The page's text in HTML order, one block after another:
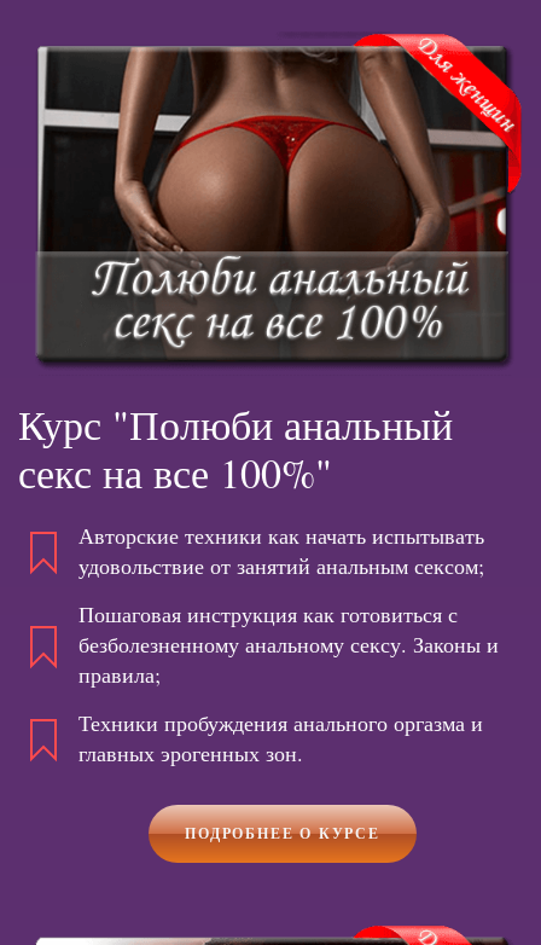
Курс "Полюби анальный
секс на все 100%"
Авторские техники как начать испытывать
удовольствие от занятий анальным сексом;
Пошаговая инструкция как готовиться с
безболезненному анальному сексу. Законы и
правила;
Техники пробуждения анального оргазма и
главных эрогенных зон.
ПОДРОБНЕЕ О КУРСЕ